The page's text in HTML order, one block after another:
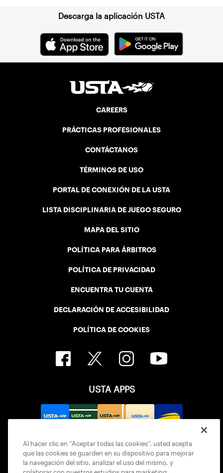
Descarga la aplicación USTA
CAREERS
PRÁCTICAS PROFESIONALES
CONTÁCTANOS
TÉRMINOS DE USO
PORTAL DE CONEXIÓN DE LA USTA
LISTA DISCIPLINARIA DE JUEGO SEGURO
MAPA DEL SITIO
POLÍTICA PARA ÁRBITROS
POLÍTICA DE PRIVACIDAD
ENCUENTRA TU CUENTA
DECLARACIÓN DE ACCESIBILIDAD
POLÍTICA DE COOKIES
USTA APPS
Al hacer clic en “Aceptar todas las cookies”, usted acepta
que las cookies se guarden en su dispositivo para mejorar
la navegación del sitio, analizar el uso del mismo, y